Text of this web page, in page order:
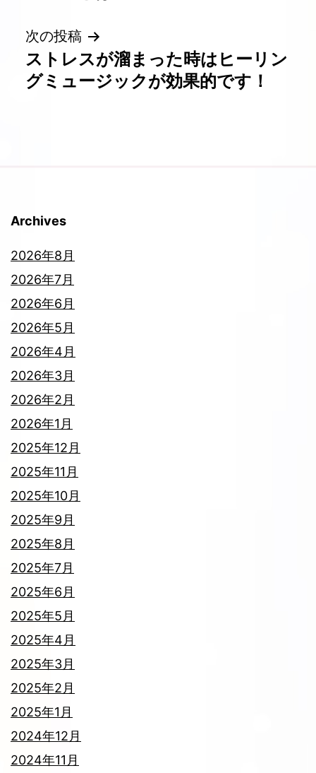
ビ
ゲ
ン
次の投稿
ストレスが溜まった時はヒーリン
グミュージックが効果的です！
Archives
2026年8月
2026年7月
2026年6月
2026年5月
2026年4月
2026年3月
2026年2月
2026年1月
2025年12月
2025年11月
2025年10月
2025年9月
2025年8月
2025年7月
2025年6月
2025年5月
2025年4月
2025年3月
2025年2月
2025年1月
2024年12月
2024年11月